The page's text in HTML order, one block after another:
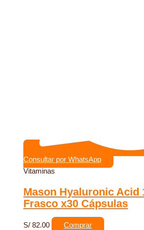
Consultar por WhatsApp
Vitaminas
Mason Hyaluronic Acid
Frasco x30 Cápsulas
S/ 82.00 Comprar